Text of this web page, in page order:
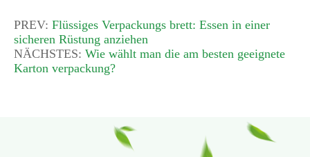
PREV: Flüssiges Verpackungs brett: Essen in einer
sicheren Rüstung anziehen
NÄCHSTES: Wie wählt man die am besten geeignete
Karton verpackung?